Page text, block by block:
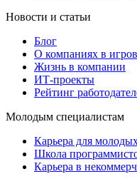
Новости и статьи
Блог
О компаниях в
Жизнь в компании
ИТ-проекты
Рейтинг
Молодым специалистам
Карьера для
Школа
Карьера в